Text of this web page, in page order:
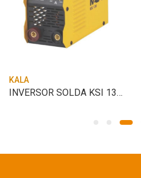
KALA
INVERSOR SOLDA KSI 130A BIV – KALA